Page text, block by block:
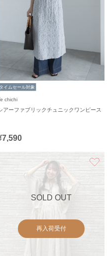
タイムセール対象
chichi
アーファブリックチュニックワンピース
に入り
SOLD OUT
再入荷受付